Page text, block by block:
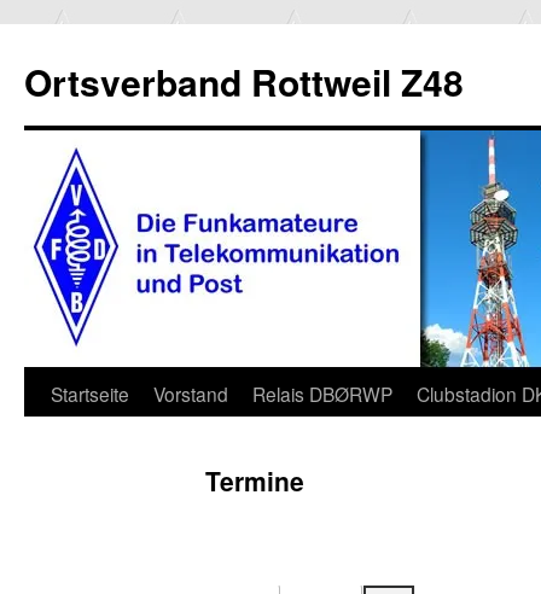
Ortsverband Rottweil Z48
Zum
Startseite Vorstand Relais DBØRWP Clubstadion
Termine